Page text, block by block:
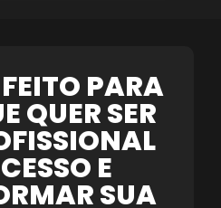
PARA
QUER SER
E
SUA